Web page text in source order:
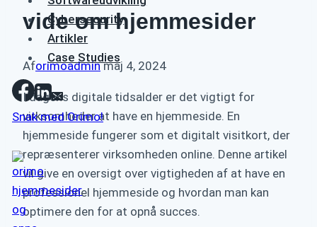
Cybersecurity
Artikler
Case Studies
Snak med Orimo!
vide om hjemmesider
Aforimoadmin maj 4, 2024
I dagens digitale tidsalder er det vigtigt for
virksomheder at have en hjemmeside. En
hjemmeside fungerer som et digitalt visitkort, der
repræsenterer virksomheden online. Denne artikel
vil give en oversigt over vigtigheden af at have en
professionel hjemmeside og hvordan man kan
optimere den for at opnå succes.